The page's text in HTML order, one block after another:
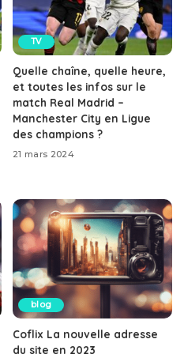
TV
Quelle chaîne, quelle heure,
et toutes les infos sur le
match Real Madrid –
Manchester City en Ligue
des champions ?
21 mars 2024
blog
Coflix La nouvelle adresse
du site en 2023